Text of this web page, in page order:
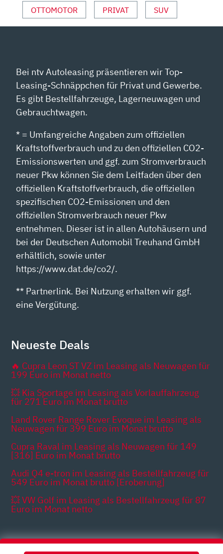
YOUTUBE
ANZEIGEN
OTTOMOTOR PRIVAT SUV
Bei ntv Autoleasing präsentieren wir Top-
Leasing-Schnäppchen für Privat und Gewerbe.
Es gibt Bestellfahrzeuge, Lagerneuwagen und
Gebrauchtwagen.
* = Umfangreiche Angaben zum offiziellen
Kraftstoffverbrauch und zu den offiziellen CO2-
Emissionswerten und ggf. zum Stromverbrauch
neuer Pkw können Sie dem Leitfaden über den
offiziellen Kraftstoffverbrauch, die offiziellen
spezifischen CO2-Emissionen und den
offiziellen Stromverbrauch neuer Pkw
entnehmen. Dieser ist in allen Autohäusern und
bei der Deutschen Automobil Treuhand GmbH
erhältlich, sowie unter
https://www.dat.de/co2/.
** Partnerlink. Bei Nutzung erhalten wir ggf.
eine Vergütung.
Neueste Deals
🔥 Cupra Leon ST VZ im Leasing als Neuwagen für
199 Euro im Monat netto
💥 Kia Sportage im Leasing als Vorlauffahrzeug
für 271 Euro im Monat brutto
Land Rover Range Rover Evoque im Leasing als
Neuwagen für 399 Euro im Monat brutto
Cupra Raval im Leasing als Neuwagen für 149
[316] Euro im Monat brutto
Audi Q4 e-tron im Leasing als Bestellfahrzeug für
549 Euro im Monat brutto [Eroberung]
💥 VW Golf im Leasing als Bestellfahrzeug für 87
Euro im Monat netto